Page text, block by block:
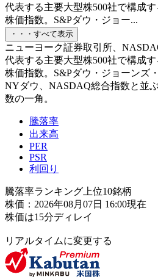
代表する主要大型株500社で構成
株価指数。S&Pダウ・ジョー...
・・・すべて表示
ニューヨーク証券取引所、
代表する主要大型株500社で構成
株価指数。S&Pダウ・ジョーンズ
NYダウ、NASDAQ総合指数と並
数の一角。
騰落率
出来高
PER
PSR
利回り
騰落率ランキング上位10銘柄
株価：2026年08月07日 16:00現在
株価は15分ディレイ
リアルタイムに変更する